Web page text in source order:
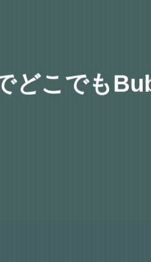
どこでも